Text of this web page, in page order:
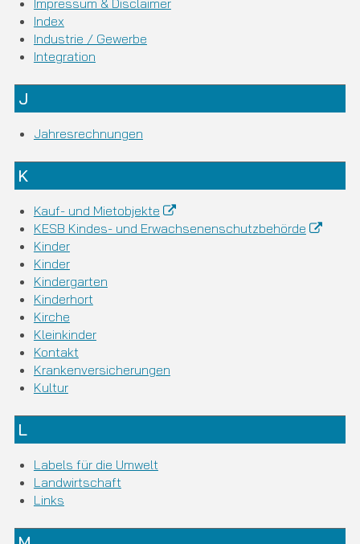
Index
Industrie / Gewerbe
Integration
J
Jahresrechnungen
K
Kauf- und Mietobjekte
KESB Kindes- und Erwachsenenschutzbehörde
Kinder
Kinder
Kindergarten
Kinderhort
Kirche
Kleinkinder
Kontakt
Krankenversicherungen
Kultur
L
Labels für die Umwelt
Landwirtschaft
Links